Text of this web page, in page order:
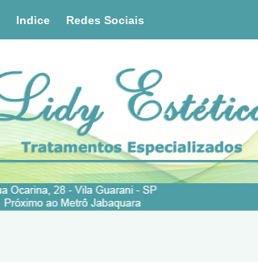
Indice Redes Sociais